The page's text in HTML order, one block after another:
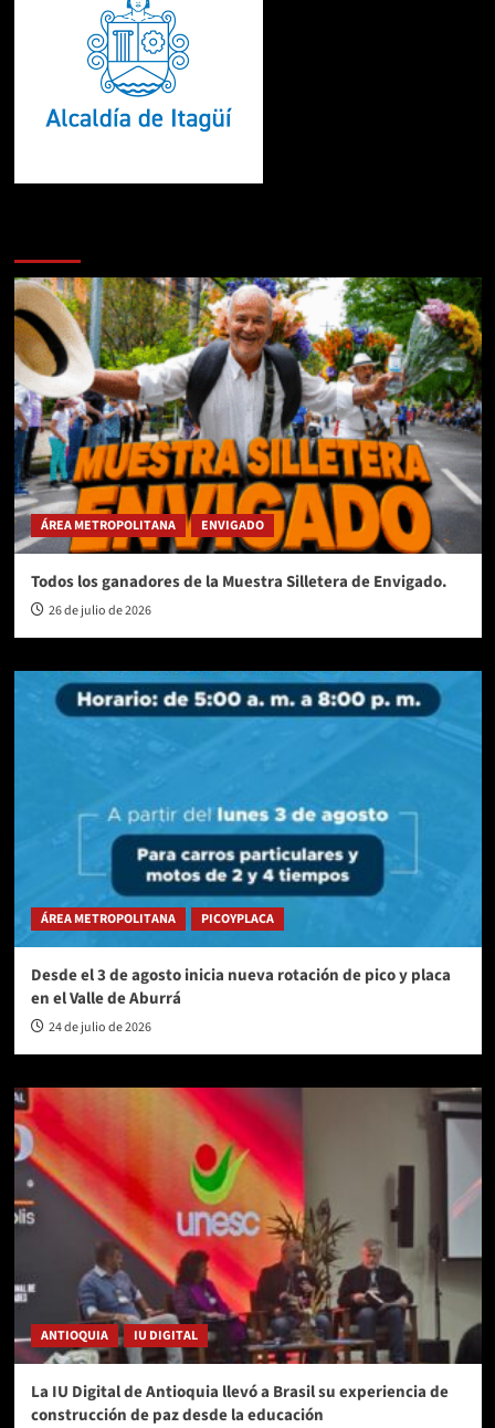
ÁREA METROPOLITANA ENVIGADO
Todos los ganadores de la Muestra Silletera de Envigado.
26 de julio de 2026
ÁREA METROPOLITANA PICOYPLACA
Desde el 3 de agosto inicia nueva rotación de pico y placa
en el Valle de Aburrá
24 de julio de 2026
ANTIOQUIA IU DIGITAL
La IU Digital de Antioquia llevó a Brasil su experiencia de
construcción de paz desde la educación